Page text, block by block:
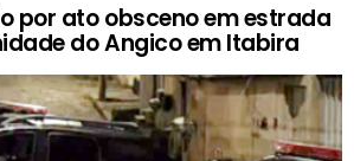
por ato obsceno em estrada
do Angico em Itabira